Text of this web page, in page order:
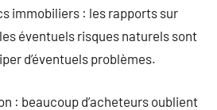
immobiliers : les rapports sur
éventuels risques naturels sont
d’éventuels problèmes.
: beaucoup d’acheteurs oublient